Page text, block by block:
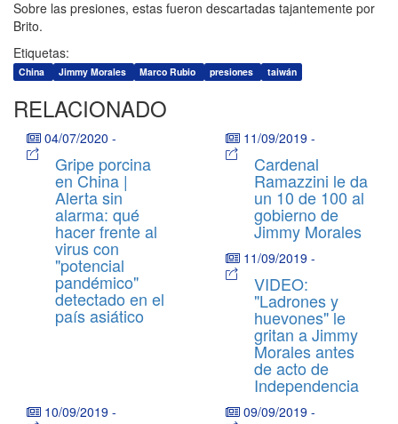
Sobre las presiones, estas fueron descartadas tajantemente por
Brito.
Etiquetas:
China Jimmy Morales Marco Rubio presiones taiwán
RELACIONADO
04/07/2020 -
Gripe porcina
en China |
Alerta sin
alarma: qué
hacer frente al
virus con
"potencial
pandémico"
detectado en el
país asiático
11/09/2019 -
Cardenal
Ramazzini le da
un 10 de 100 al
gobierno de
Jimmy Morales
11/09/2019 -
VIDEO:
"Ladrones y
huevones" le
gritan a Jimmy
Morales antes
de acto de
Independencia
10/09/2019 - 09/09/2019 -